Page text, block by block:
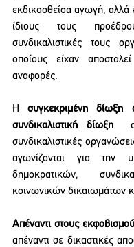
εκδικασθείσα αγωγή, αλλά
ίδιους τους
συνδικαλιστικές τους
οποίους είχαν
αναφορές.
Η
συγκεκριμένη
συνδικαλιστική δίωξη
συνδικαλιστικές
αγωνίζονται για την
δημοκρατικών,
κοινωνικών δικαιωμάτων
απέναντι σε δικαστικές